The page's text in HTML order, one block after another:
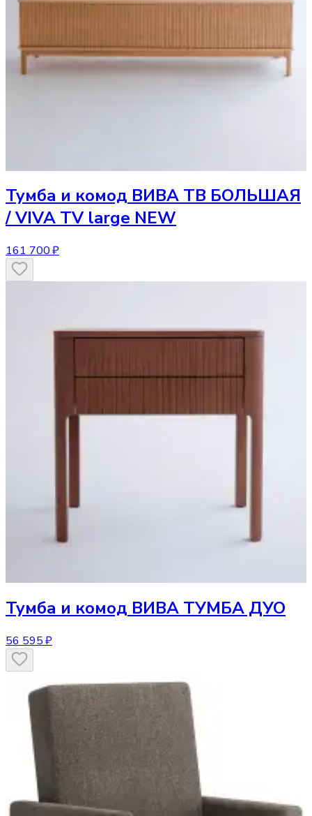
Тумба и комод ВИВА ТВ БОЛЬШАЯ
/ VIVA TV large NEW
161 700 ₽
Тумба и комод ВИВА ТУМБА ДУО
56 595 ₽